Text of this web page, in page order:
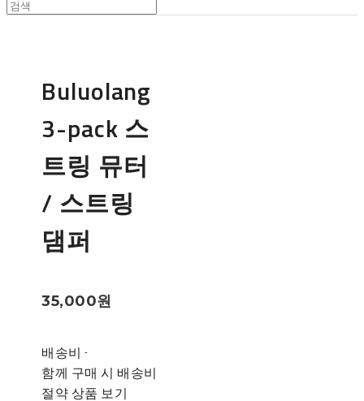
Buluolang
3-pack 스
트링 뮤터
/ 스트링
댐퍼
35,000원
배송비-
함께 구매 시 배송비
절약 상품 보기